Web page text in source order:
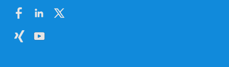
Transaktionshistorie
Warentermingeschäfte